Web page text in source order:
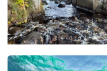
Rewilding Sweden
Tijger
Walvis
IJsbeer